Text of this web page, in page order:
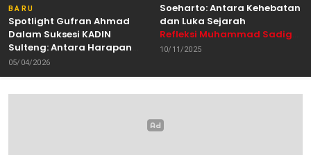
BARU
Spotlight Gufran Ahmad
Dalam Suksesi KADIN
Sulteng: Antara Harapan
dan Kebutuhan Perubahan
05/04/2026
Soeharto: Antara Kehebatan
dan Luka Sejarah
Refleksi Muhammad Sadig
Alhabsyie, Akademisi UIN
10/11/2025